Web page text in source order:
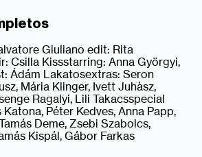
Giuliano edit: Rita
Csilla Kissstarring: Anna Györgyi,
Ádám Lakatosextras: Seron
Mária Klinger, Ivett Juhàsz,
Ragalyi, Lili Takacsspecial
Péter Kedves, Anna Papp,
Deme, Zsebi Szabolcs,
Kispál, Gábor Farkas